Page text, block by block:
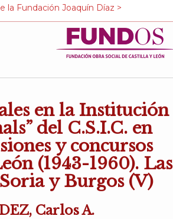
la Fundación Joaquín Díaz >
en la Institución
del C.S.I.C. en
y concursos
(1943-1960). Las
y Burgos (V)
Carlos A.